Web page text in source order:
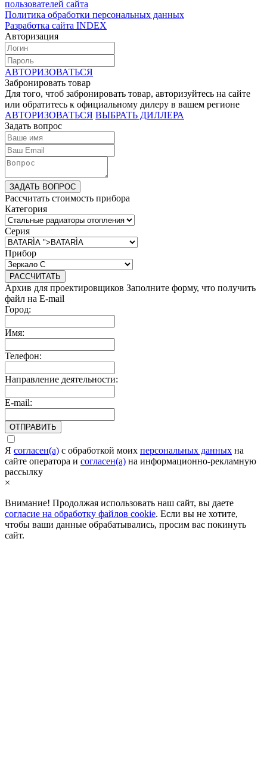
пользователей сайта
Политика обработки персональных данных
Разработка сайта INDEX
Авторизация
АВТОРИЗОВАТЬСЯ
Забронировать товар
Для того, чтоб забронировать товар, авторизуйтесь на сайте
или обратитесь к официальному дилеру в вашем регионе
АВТОРИЗОВАТЬСЯ ВЫБРАТЬ ДИЛЛЕРА
Задать вопрос
ЗАДАТЬ ВОПРОС
Рассчитать стоимость прибора
Категория
Серия
Прибор
РАССЧИТАТЬ
Архив для проектировщиков Заполните форму, что получить
файл на E-mail
Город:
Имя:
Телефон:
Направление деятельности:
E-mail:
ОТПРАВИТЬ
Я согласен(а) c обработкой моих персональных данных на
сайте оператора и согласен(а) на информационно-рекламную
рассылку
×
Внимание! Продолжая использовать наш сайт, вы даете
согласие на обработку файлов cookie. Если вы не хотите,
чтобы ваши данные обрабатывались, просим вас покинуть
сайт.